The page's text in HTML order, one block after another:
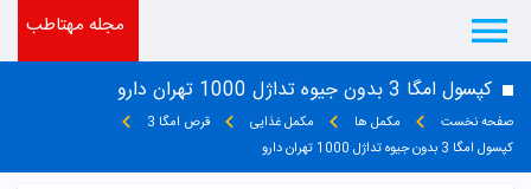
مجله مهتاطب
کپسول امگا 3 بدون جیوه تداژل 1000 تهران دارو
صفحه نخست مکمل ها مکمل غذایی
قرص امگا 3
کپسول امگا 3 بدون جیوه تداژل 1000 تهران دارو